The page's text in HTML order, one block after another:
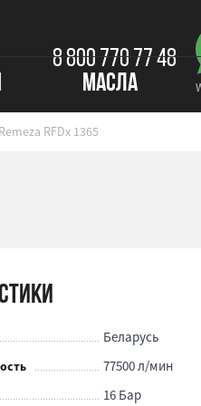
8 800 770 77 48
МАСЛА
RFDx 1365
Беларусь
77500 л/мин
16 Бар